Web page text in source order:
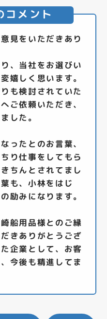
コメント
見をいただきあり
、当社をお選びい
嬉しく思います。
も検討されていた
ご依頼いただき、
した。
ったとのお言葉、
り仕事をしてもら
ちんとされてまし
も、小林をはじ
励みになります。
船用品様とのご縁
きありがとうござ
企業として、お客
今後も精進してま